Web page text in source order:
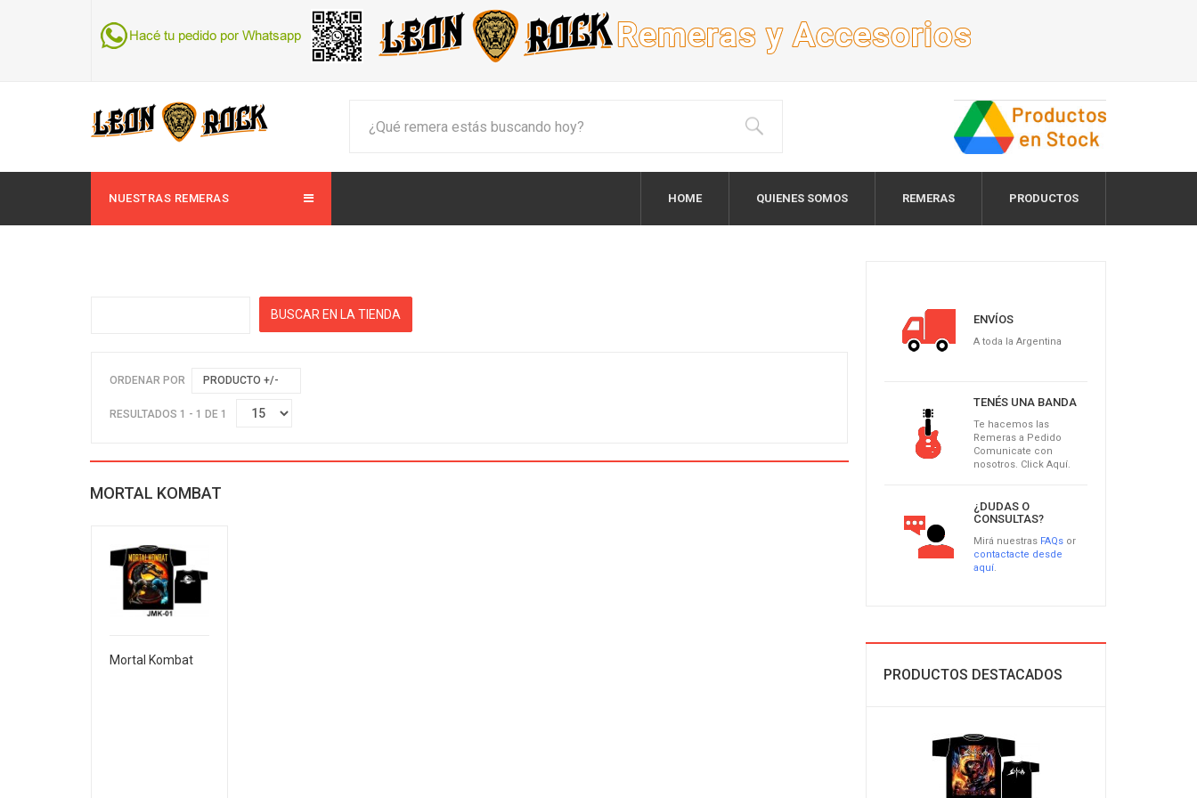
NUESTRAS REMERAS HOME QUIENES SOMOS REMERAS PRODUCTOS
ORDENAR POR PRODUCTO +/-
RESULTADOS 1 - 1 DE 1
MORTAL KOMBAT
Mortal Kombat
ENVÍOS
A toda la Argentina
TENÉS UNA BANDA
Te hacemos las
Remeras a Pedido
Comunicate con
nosotros. Click Aquí.
¿DUDAS O
CONSULTAS?
Mirá nuestras FAQs or
contactacte desde
aquí
PRODUCTOS DESTACADOS